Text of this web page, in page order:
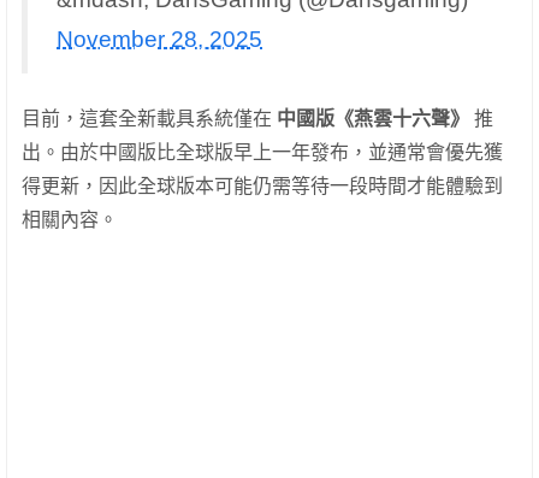
November 28, 2025
目前，這套全新載具系統僅在 中國版《燕雲十六聲》
推
出。由於中國版比全球版早上一年發布，並通常會優先獲
得更新，因此全球版本可能仍需等待一段時間才能體驗到
相關內容。